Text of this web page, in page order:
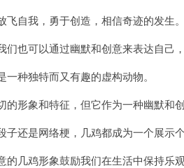
自我，勇于创造，相信奇迹的发生。
也可以通过幽默和创意来表达自己，
种独特而又有趣的虚构动物。
形象和特征，但它作为一种幽默和创
还是网络梗，几鸡都成为一个展示个
几鸡形象鼓励我们在生活中保持乐观